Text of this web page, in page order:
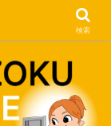
ディア
検索